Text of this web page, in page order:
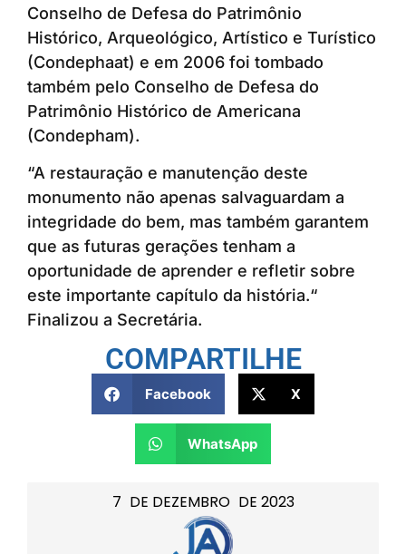
7 DE DEZEMBRO DE 2023
Conselho de Defesa do Patrimônio
Histórico, Arqueológico, Artístico e Turístico
(Condephaat) e em 2006 foi tombado
também pelo Conselho de Defesa do
Patrimônio Histórico de Americana
(Condepham).
“A restauração e manutenção deste
monumento não apenas salvaguardam a
integridade do bem, mas também garantem
que as futuras gerações tenham a
oportunidade de aprender e refletir sobre
este importante capítulo da história.“
Finalizou a Secretária.
COMPARTILHE
Facebook X
WhatsApp